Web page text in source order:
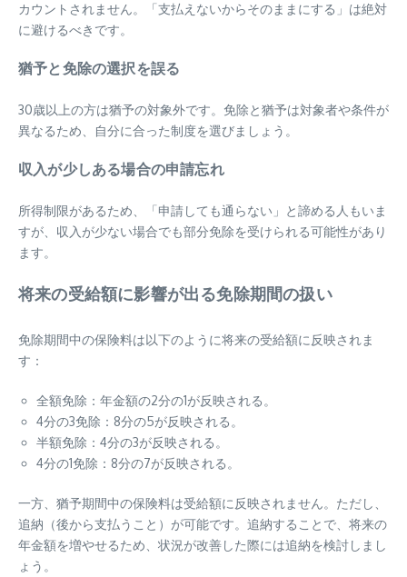
カウントされません。「支払えないからそのままにする」は絶対
に避けるべきです。
猶予と免除の選択を誤る
30歳以上の方は猶予の対象外です。免除と猶予は対象者や条件が
異なるため、自分に合った制度を選びましょう。
収入が少しある場合の申請忘れ
所得制限があるため、「申請しても通らない」と諦める人もいま
すが、収入が少ない場合でも部分免除を受けられる可能性があり
ます。
将来の受給額に影響が出る免除期間の扱い
免除期間中の保険料は以下のように将来の受給額に反映されま
す：
全額免除：年金額の2分の1が反映される。
4分の3免除：8分の5が反映される。
半額免除：4分の3が反映される。
4分の1免除：8分の7が反映される。
一方、猶予期間中の保険料は受給額に反映されません。ただし、
追納（後から支払うこと）が可能です。追納することで、将来の
年金額を増やせるため、状況が改善した際には追納を検討しまし
ょう。